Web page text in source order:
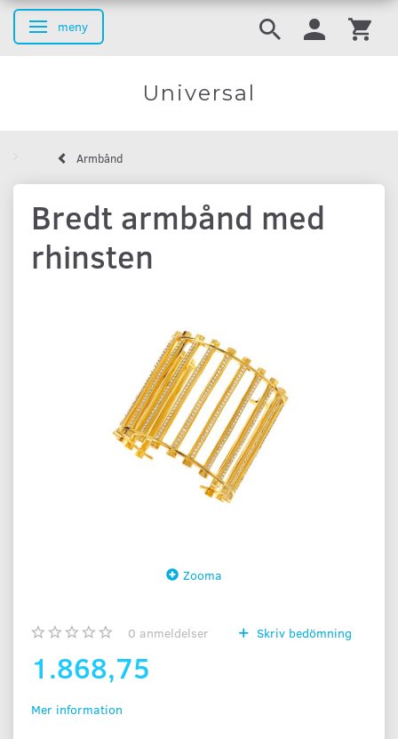
Ändra navigering
meny
Universal
Armbånd
Bredt armbånd med
rhinsten
Zooma
0 anmeldelser Skriv bedömning
1.868,75
Mer information